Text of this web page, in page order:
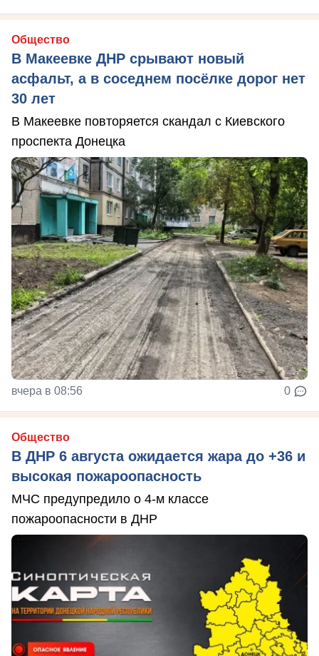
Общество
В Макеевке ДНР срывают новый
асфальт, а в соседнем посёлке дорог нет
30 лет
В Макеевке повторяется скандал с Киевского
проспекта Донецка
вчера в 08:56 0
Общество
В ДНР 6 августа ожидается жара до +36 и
высокая пожароопасность
МЧС предупредило о 4-м классе
пожароопасности в ДНР